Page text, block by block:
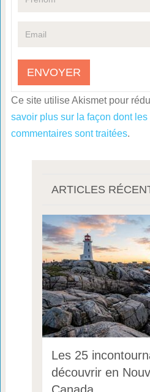
Ce site utilise Akismet pour
savoir plus sur la façon dont
commentaires sont traitées.
ARTICLES
Les 25
découvrir en